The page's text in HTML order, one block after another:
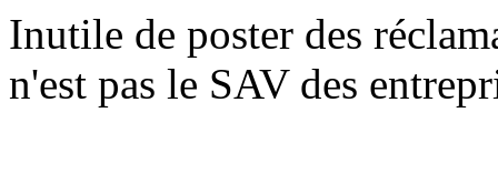
Inutile de poster des
n'est pas le SAV des